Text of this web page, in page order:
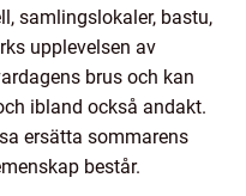
samlingslokaler, bastu,
upplevelsen av
brus och kan
ibland också andakt.
ersätta sommarens
består.